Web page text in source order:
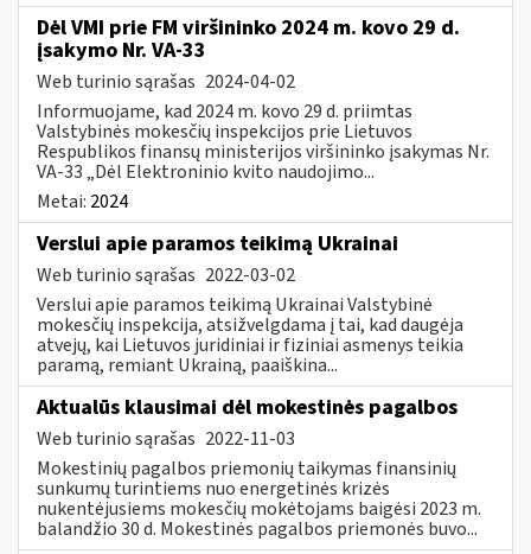
Dėl VMI prie FM viršininko 2024 m. kovo 29 d.
įsakymo Nr. VA-33
Web turinio sąrašas 2024-04-02
Informuojame, kad 2024 m. kovo 29 d. priimtas
Valstybinės mokesčių inspekcijos prie Lietuvos
Respublikos finansų ministerijos viršininko įsakymas Nr.
VA-33 „Dėl Elektroninio kvito naudojimo...
Metai: 2024
Verslui apie paramos teikimą Ukrainai
Web turinio sąrašas 2022-03-02
Verslui apie paramos teikimą Ukrainai Valstybinė
mokesčių inspekcija, atsižvelgdama į tai, kad daugėja
atvejų, kai Lietuvos juridiniai ir fiziniai asmenys teikia
paramą, remiant Ukrainą, paaiškina...
Aktualūs klausimai dėl mokestinės pagalbos
Web turinio sąrašas 2022-11-03
Mokestinių pagalbos priemonių taikymas finansinių
sunkumų turintiems nuo energetinės krizės
nukentėjusiems mokesčių mokėtojams baigėsi 2023 m.
balandžio 30 d. Mokestinės pagalbos priemonės buvo...